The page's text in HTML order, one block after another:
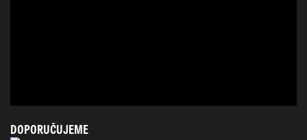
DOPORUČUJEME